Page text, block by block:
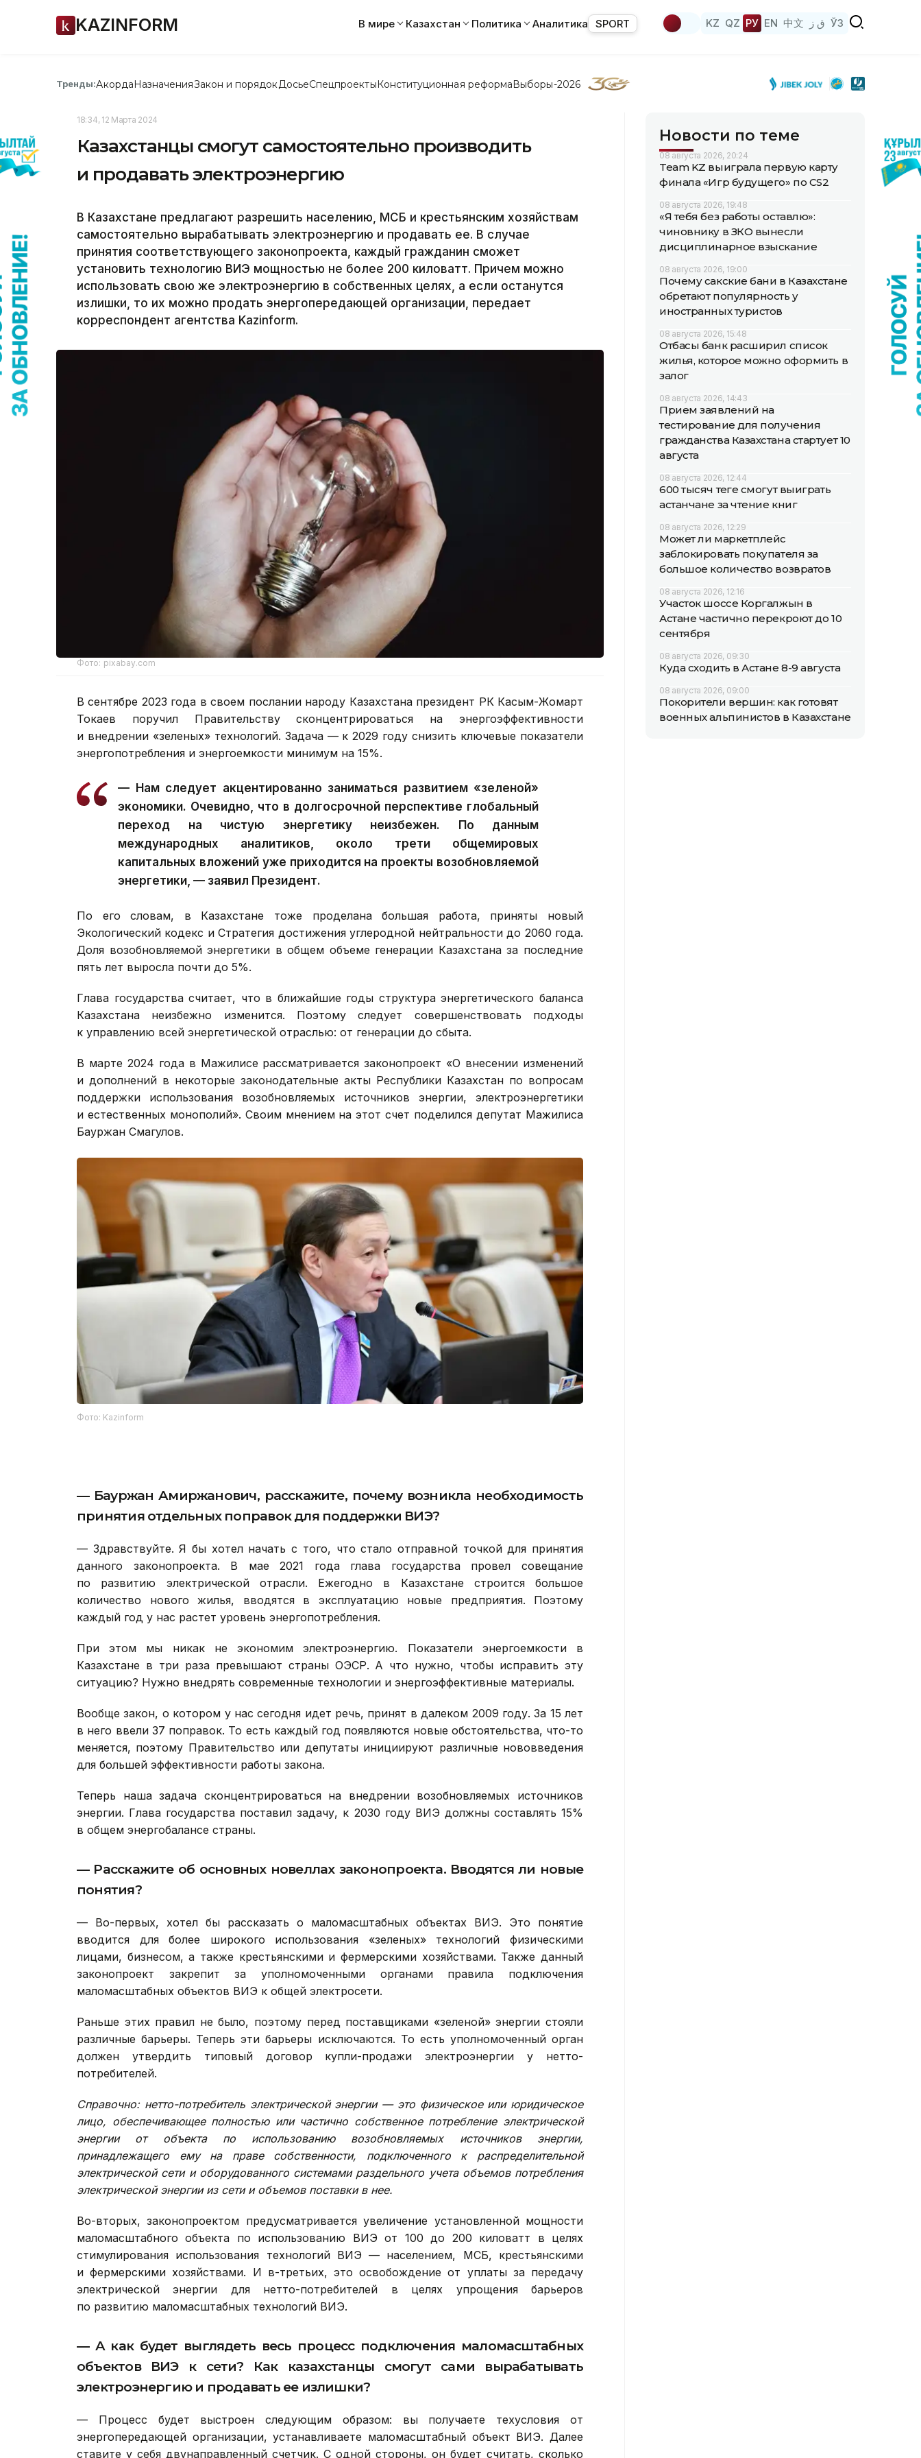
KAZINFORM В мире Казахстан Политика Аналитика SPORT KZ QZ РУ EN 中文 ق ز ЎЗ
Тренды:АкордаНазначенияЗакон и порядок ДосьеСпецпроектыКонституционная реформаВыборы-2026
18:34, 12 Марта 2024
Казахстанцы смогут самостоятельно производить
и продавать электроэнергию
В Казахстане предлагают разрешить населению, МСБ и крестьянским хозяйствам
самостоятельно вырабатывать электроэнергию и продавать ее. В случае
принятия соответствующего законопроекта, каждый гражданин сможет
установить технологию ВИЭ мощностью не более 200 киловатт. Причем можно
использовать свою же электроэнергию в собственных целях, а если останутся
излишки, то их можно продать энергопередающей организации, передает
корреспондент агентства Kazinform.
Фото: pixabay.com
В сентябре 2023 года в своем послании народу Казахстана президент РК Касым-Жомарт
Токаев поручил Правительству сконцентрироваться на энергоэффективности
и внедрении «зеленых» технологий. Задача — к 2029 году снизить ключевые показатели
энергопотребления и энергоемкости минимум на 15%.
— Нам следует акцентированно заниматься развитием «зеленой»
экономики. Очевидно, что в долгосрочной перспективе глобальный
переход на чистую энергетику неизбежен. По данным
международных аналитиков, около трети общемировых
капитальных вложений уже приходится на проекты возобновляемой
энергетики, — заявил Президент.
По его словам, в Казахстане тоже проделана большая работа, приняты новый
Экологический кодекс и Стратегия достижения углеродной нейтральности до 2060 года.
Доля возобновляемой энергетики в общем объеме генерации Казахстана за последние
пять лет выросла почти до 5%.
Глава государства считает, что в ближайшие годы структура энергетического баланса
Казахстана неизбежно изменится. Поэтому следует совершенствовать подходы
к управлению всей энергетической отраслью: от генерации до сбыта.
В марте 2024 года в Мажилисе рассматривается законопроект «О внесении изменений
и дополнений в некоторые законодательные акты Республики Казахстан по вопросам
поддержки использования возобновляемых источников энергии, электроэнергетики
и естественных монополий». Своим мнением на этот счет поделился депутат Мажилиса
Бауржан Смагулов.
Фото: Kazinform
— Бауржан Амиржанович, расскажите, почему возникла необходимость
принятия отдельных поправок для поддержки ВИЭ?
— Здравствуйте. Я бы хотел начать с того, что стало отправной точкой для принятия
данного законопроекта. В мае 2021 года глава государства провел совещание
по развитию электрической отрасли. Ежегодно в Казахстане строится большое
количество нового жилья, вводятся в эксплуатацию новые предприятия. Поэтому
каждый год у нас растет уровень энергопотребления.
При этом мы никак не экономим электроэнергию. Показатели энергоемкости в
Казахстане в три раза превышают страны ОЭСР. А что нужно, чтобы исправить эту
ситуацию? Нужно внедрять современные технологии и энергоэффективные материалы.
Вообще закон, о котором у нас сегодня идет речь, принят в далеком 2009 году. За 15 лет
в него ввели 37 поправок. То есть каждый год появляются новые обстоятельства, что-то
меняется, поэтому Правительство или депутаты инициируют различные нововведения
для большей эффективности работы закона.
Теперь наша задача сконцентрироваться на внедрении возобновляемых источников
энергии. Глава государства поставил задачу, к 2030 году ВИЭ должны составлять 15%
в общем энергобалансе страны.
— Расскажите об основных новеллах законопроекта. Вводятся ли новые
понятия?
— Во-первых, хотел бы рассказать о маломасштабных объектах ВИЭ. Это понятие
вводится для более широкого использования «зеленых» технологий физическими
лицами, бизнесом, а также крестьянскими и фермерскими хозяйствами. Также данный
законопроект закрепит за уполномоченными органами правила подключения
маломасштабных объектов ВИЭ к общей электросети.
Раньше этих правил не было, поэтому перед поставщиками «зеленой» энергии стояли
различные барьеры. Теперь эти барьеры исключаются. То есть уполномоченный орган
должен утвердить типовый договор купли-продажи электроэнергии у нетто-
потребителей.
Справочно: нетто-потребитель электрической энергии — это физическое или юридическое
лицо, обеспечивающее полностью или частично собственное потребление электрической
энергии от объекта по использованию возобновляемых источников энергии,
принадлежащего ему на праве собственности, подключенного к распределительной
электрической сети и оборудованного системами раздельного учета объемов потребления
электрической энергии из сети и объемов поставки в нее.
Во-вторых, законопроектом предусматривается увеличение установленной мощности
маломасштабного объекта по использованию ВИЭ от 100 до 200 киловатт в целях
стимулирования использования технологий ВИЭ — населением, МСБ, крестьянскими
и фермерскими хозяйствами. И в-третьих, это освобождение от уплаты за передачу
электрической энергии для нетто-потребителей в целях упрощения барьеров
по развитию маломасштабных технологий ВИЭ.
— А как будет выглядеть весь процесс подключения маломасштабных
объектов ВИЭ к сети? Как казахстанцы смогут сами вырабатывать
электроэнергию и продавать ее излишки?
— Процесс будет выстроен следующим образом: вы получаете техусловия от
энергопередающей организации, устанавливаете маломасштабный объект ВИЭ. Далее
ставите у себя двунаправленный счетчик. С одной стороны, он будет считать, сколько
Новости по теме
08 августа 2026, 20:24
Team KZ выиграла первую карту
финала «Игр будущего» по CS2
08 августа 2026, 19:48
«Я тебя без работы оставлю»:
чиновнику в ЗКО вынесли
дисциплинарное взыскание
08 августа 2026, 19:00
Почему сакские бани в Казахстане
обретают популярность у
иностранных туристов
08 августа 2026, 15:48
Отбасы банк расширил список
жилья, которое можно оформить в
залог
08 августа 2026, 14:43
Прием заявлений на
тестирование для получения
гражданства Казахстана стартует 10
августа
08 августа 2026, 12:44
600 тысяч теңге смогут выиграть
астанчане за чтение книг
08 августа 2026, 12:29
Может ли маркетплейс
заблокировать покупателя за
большое количество возвратов
08 августа 2026, 12:16
Участок шоссе Коргалжын в
Астане частично перекроют до 10
сентября
08 августа 2026, 09:30
Куда сходить в Астане 8-9 августа
08 августа 2026, 09:00
Покорители вершин: как готовят
военных альпинистов в Казахстане